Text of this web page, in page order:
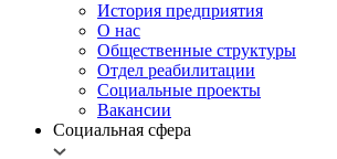
История предприятия
О нас
Общественные структуры
Отдел реабилитации
Социальные проекты
Вакансии
Социальная сфера